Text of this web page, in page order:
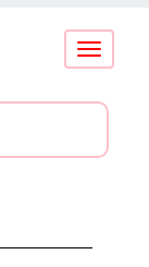
Conmutar